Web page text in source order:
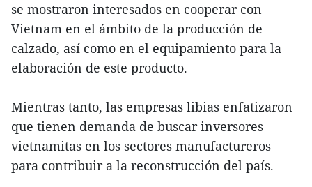
se mostraron interesados en cooperar con
Vietnam en el ámbito de la producción de
calzado, así como en el equipamiento para la
elaboración de este producto.
Mientras tanto, las empresas libias enfatizaron
que tienen demanda de buscar inversores
vietnamitas en los sectores manufactureros
para contribuir a la reconstrucción del país.